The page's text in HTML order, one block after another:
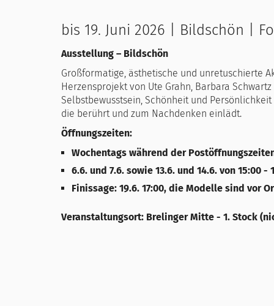
bis 19. Juni 2026 | Bildschön |
Ausstellung – Bildschön
Großformatige, ästhetische und unretuschierte
Herzensprojekt von Ute Grahn, Barbara
Selbstbewusstsein, Schönheit und
die berührt und zum Nachdenken einlädt.
Öffnungszeiten:
Wochentags während der
6.6. und 7.6. sowie 13.6. und 14.6. von 15:00 -
Finissage: 19.6. 17:00, die Modelle sind vor
Veranstaltungsort: Brelinger Mitte - 1. Stock